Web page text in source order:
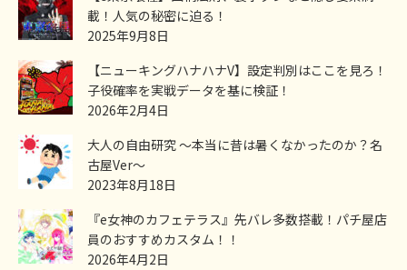
載！人気の秘密に迫る！
2025年9月8日
【ニューキングハナハナV】設定判別はここを見ろ！
子役確率を実戦データを基に検証！
2026年2月4日
大人の自由研究 ～本当に昔は暑くなかったのか？名
古屋Ver～
2023年8月18日
『e女神のカフェテラス』先バレ多数搭載！パチ屋店
員のおすすめカスタム！！
2026年4月2日